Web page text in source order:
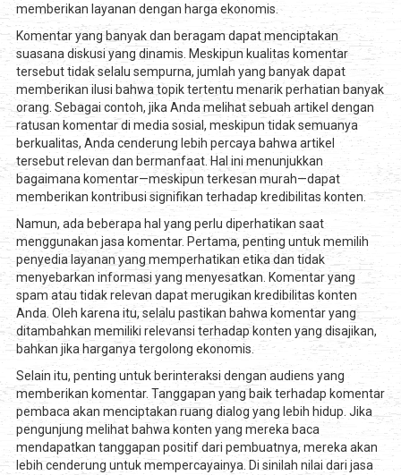
memberikan layanan dengan harga ekonomis.
Komentar yang banyak dan beragam dapat menciptakan
suasana diskusi yang dinamis. Meskipun kualitas komentar
tersebut tidak selalu sempurna, jumlah yang banyak dapat
memberikan ilusi bahwa topik tertentu menarik perhatian banyak
orang. Sebagai contoh, jika Anda melihat sebuah artikel dengan
ratusan komentar di media sosial, meskipun tidak semuanya
berkualitas, Anda cenderung lebih percaya bahwa artikel
tersebut relevan dan bermanfaat. Hal ini menunjukkan
bagaimana komentar—meskipun terkesan murah—dapat
memberikan kontribusi signifikan terhadap kredibilitas konten.
Namun, ada beberapa hal yang perlu diperhatikan saat
menggunakan jasa komentar. Pertama, penting untuk memilih
penyedia layanan yang memperhatikan etika dan tidak
menyebarkan informasi yang menyesatkan. Komentar yang
spam atau tidak relevan dapat merugikan kredibilitas konten
Anda. Oleh karena itu, selalu pastikan bahwa komentar yang
ditambahkan memiliki relevansi terhadap konten yang disajikan,
bahkan jika harganya tergolong ekonomis.
Selain itu, penting untuk berinteraksi dengan audiens yang
memberikan komentar. Tanggapan yang baik terhadap komentar
pembaca akan menciptakan ruang dialog yang lebih hidup. Jika
pengunjung melihat bahwa konten yang mereka baca
mendapatkan tanggapan positif dari pembuatnya, mereka akan
lebih cenderung untuk mempercayainya. Di sinilah nilai dari jasa